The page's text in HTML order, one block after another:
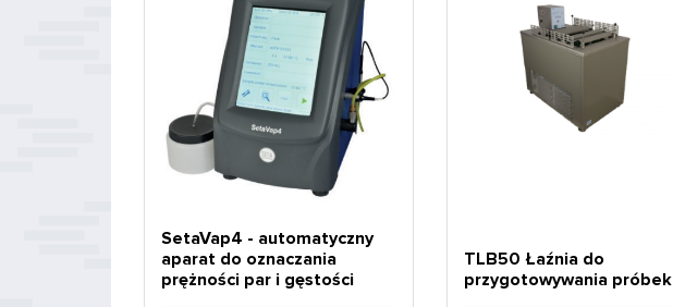
SetaVap4 - automatyczny
aparat do oznaczania
prężności par i gęstości
TLB50 Łaźnia do
przygotowywania próbek